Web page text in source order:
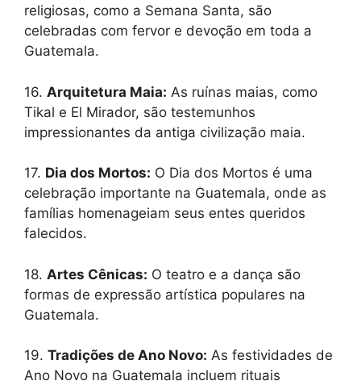
religiosas, como a Semana Santa, são
celebradas com fervor e devoção em toda a
Guatemala.
16. Arquitetura Maia: As ruínas maias, como
Tikal e El Mirador, são testemunhos
impressionantes da antiga civilização maia.
17. Dia dos Mortos: O Dia dos Mortos é uma
celebração importante na Guatemala, onde as
famílias homenageiam seus entes queridos
falecidos.
18. Artes Cênicas: O teatro e a dança são
formas de expressão artística populares na
Guatemala.
19. Tradições de Ano Novo: As festividades de
Ano Novo na Guatemala incluem rituais